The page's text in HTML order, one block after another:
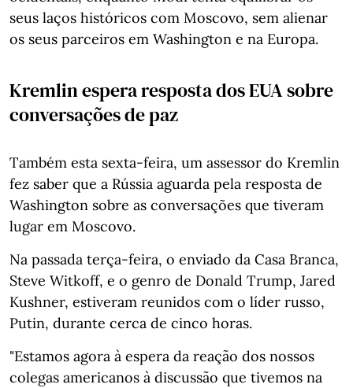
seus laços históricos com Moscovo, sem alienar
os seus parceiros em Washington e na Europa.
Kremlin espera resposta dos EUA sobre
conversações de paz
Também esta sexta-feira, um assessor do Kremlin
fez saber que a Rússia aguarda pela resposta de
Washington sobre as conversações que tiveram
lugar em Moscovo.
Na passada terça-feira, o enviado da Casa Branca,
Steve Witkoff, e o genro de Donald Trump, Jared
Kushner, estiveram reunidos com o líder russo,
Putin, durante cerca de cinco horas.
"Estamos agora à espera da reação dos nossos
colegas americanos à discussão que tivemos na